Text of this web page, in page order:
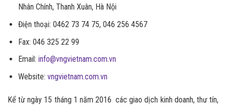
Nhân Chính, Thanh Xuân, Hà Nội
Điện thoại: 0462 73 74 75, 046 256 4567
Fax: 046 325 22 99
Email: info@vngvietnam.com.vn
Website: vngvietnam.com.vn
Kể từ ngày 15 tháng 1 năm 2016 các giao dịch kinh doanh, thư tín,